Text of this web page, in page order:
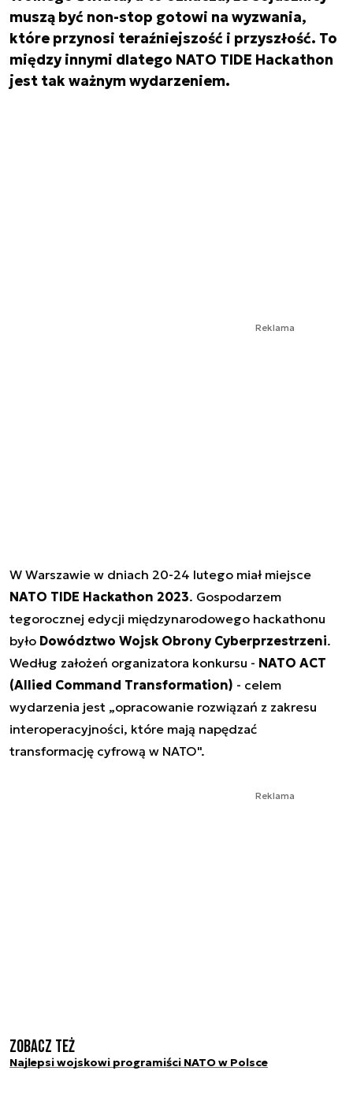
muszą być non-stop gotowi na wyzwania,
które przynosi teraźniejszość i przyszłość. To
między innymi dlatego NATO TIDE Hackathon
jest tak ważnym wydarzeniem.
Reklama
W Warszawie w dniach 20-24 lutego miał miejsce
NATO TIDE Hackathon 2023. Gospodarzem
tegorocznej edycji międzynarodowego hackathonu
było Dowództwo Wojsk Obrony Cyberprzestrzeni.
Według założeń organizatora konkursu - NATO ACT
(Allied Command Transformation) - celem
wydarzenia jest „opracowanie rozwiązań z zakresu
interoperacyjności, które mają napędzać
transformację cyfrową w NATO".
Reklama
Zobacz też
Najlepsi wojskowi programiści NATO w Polsce